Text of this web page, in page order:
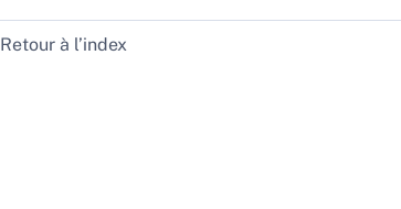
Retour à l’index